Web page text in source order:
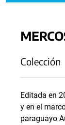
Colección
Editada en
y en el
paraguayo